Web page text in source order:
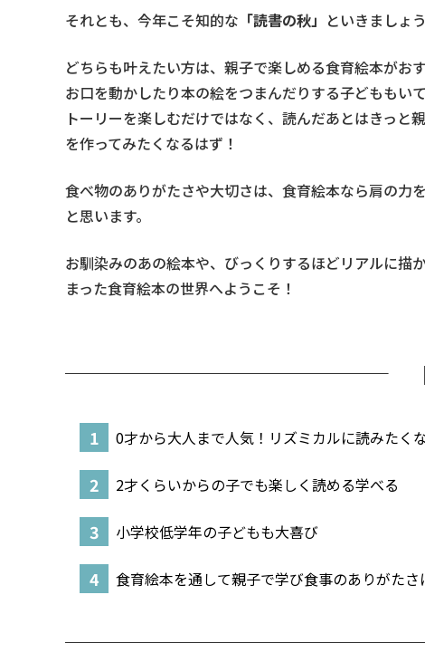
それとも、今年こそ知的な 「読書の秋」 といきましょ
どちらも叶えたい方は、親子で楽しめる食育絵本がお
お口を動かしたり本の絵をつまんだりする子どももい
トーリーを楽しむだけではなく、読んだあとはきっ
を作ってみたくなるはず！
食べ物のありがたさや大切さは、食育絵本なら肩の力
と思います。
お馴染みのあの絵本や、びっくりするほどリアルに描
まった食育絵本の世界へようこそ！
0才から大人まで人気！リズミカルに読みたく
2才くらいからの子でも楽しく読める学べる
小学校低学年の子どもも大喜び
食育絵本を通して親子で学び食事のありがたさ